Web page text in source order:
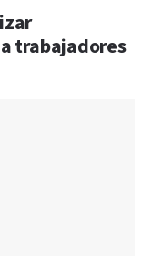
trabajadores